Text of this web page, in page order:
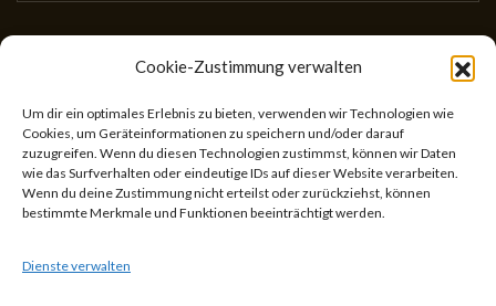
Cookie-Zustimmung verwalten
Um dir ein optimales Erlebnis zu bieten, verwenden wir Technologien wie
Cookies, um Geräteinformationen zu speichern und/oder darauf
zuzugreifen. Wenn du diesen Technologien zustimmst, können wir Daten
wie das Surfverhalten oder eindeutige IDs auf dieser Website verarbeiten.
Wenn du deine Zustimmung nicht erteilst oder zurückziehst, können
bestimmte Merkmale und Funktionen beeinträchtigt werden.
Dienste verwalten
Gesellschaft für wissenschaftliches Schreiben
(GewissS)
ZVR: 746433059
Center for Teaching and Learning
Universitätsstr. 5